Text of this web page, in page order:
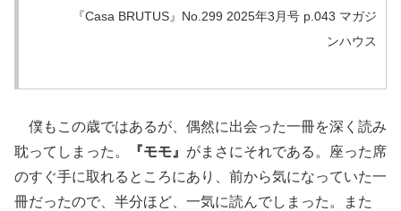
『Casa BRUTUS』No.299 2025年3月号 p.043 マガジ
ンハウス
僕もこの歳ではあるが、偶然に出会った一冊を深く読み
耽ってしまった。
『モモ』 がまさにそれである。座った席
のすぐ手に取れるところにあり、前から気になっていた一
冊だったので、半分ほど、一気に読んでしまった。また